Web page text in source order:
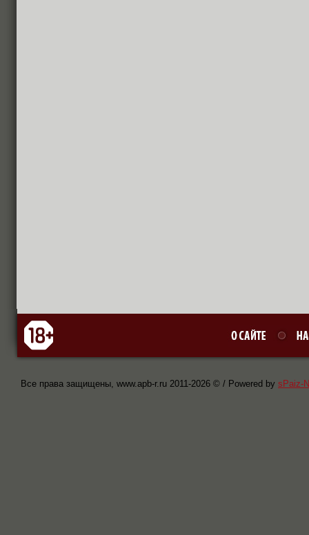
Все права защищены, www.apb-r.ru 2011-2026 © / Powered by sPaiz-